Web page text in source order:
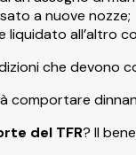
a nuove nozze;
liquidato all’altro
che devono
comportare
del TFR? Il